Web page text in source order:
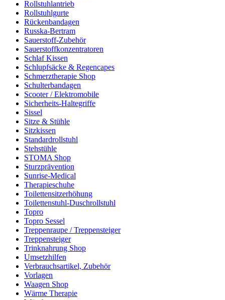
Rollstuhlantrieb
Rollstuhlgurte
Rückenbandagen
Russka-Bertram
Sauerstoff-Zubehör
Sauerstoffkonzentratoren
Schlaf Kissen
Schlupfsäcke & Regencapes
Schmerztherapie Shop
Schulterbandagen
Scooter / Elektromobile
Sicherheits-Haltegriffe
Sissel
Sitze & Stühle
Sitzkissen
Standardrollstuhl
Stehstühle
STOMA Shop
Sturzprävention
Sunrise-Medical
Therapieschuhe
Toilettensitzerhöhung
Toilettenstuhl-Duschrollstuhl
Topro
Topro Sessel
Treppenraupe / Treppensteiger
Treppensteiger
Trinknahrung Shop
Umsetzhilfen
Verbrauchsartikel, Zubehör
Vorlagen
Waagen Shop
Wärme Therapie